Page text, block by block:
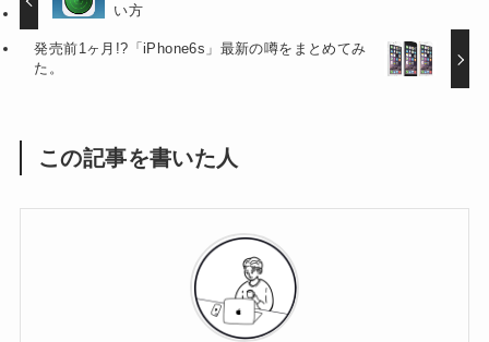
い方
発売前1ヶ月!?「iPhone6s」最新の噂をまとめてみ
た。
この記事を書いた人